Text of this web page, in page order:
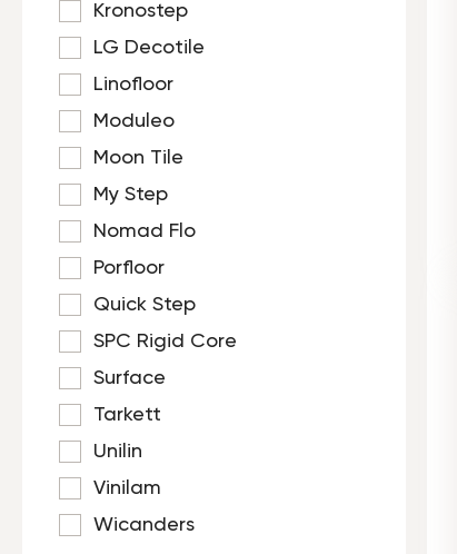
Kronostep
LG Decotile
Linofloor
Moduleo
Moon Tile
My Step
Nomad Flo
Porfloor
Quick Step
SPC Rigid Core
Surface
Tarkett
Unilin
Vinilam
Wicanders